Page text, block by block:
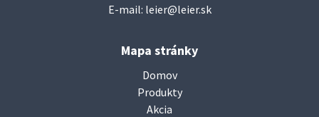
E-mail: leier@leier.sk
Mapa stránky
Domov
Produkty
Akcia